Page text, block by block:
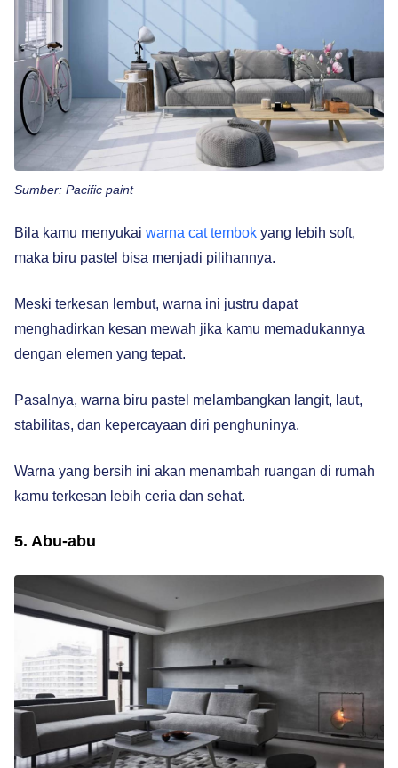
Sumber: Pacific paint
Bila kamu menyukai warna cat tembok yang lebih soft,
maka biru pastel bisa menjadi pilihannya.
Meski terkesan lembut, warna ini justru dapat
menghadirkan kesan mewah jika kamu memadukannya
dengan elemen yang tepat.
Pasalnya, warna biru pastel melambangkan langit, laut,
stabilitas, dan kepercayaan diri penghuninya.
Warna yang bersih ini akan menambah ruangan di rumah
kamu terkesan lebih ceria dan sehat.
5. Abu-abu